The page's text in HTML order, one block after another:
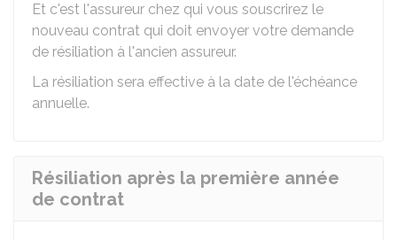
Et c'est l'assureur chez qui vous souscrirez le
nouveau contrat qui doit envoyer votre demande
de résiliation à l'ancien assureur.
La résiliation sera effective à la date de l'échéance
annuelle.
Résiliation après la première année
de contrat